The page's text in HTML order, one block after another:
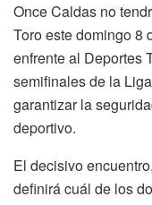
Once Caldas no
Toro este domingo 8
enfrente al Deportes
semifinales de la
garantizar la
deportivo.
El decisivo
definirá cuál de los